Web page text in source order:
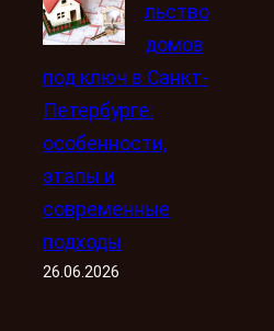
льство
домов
под ключ в Санкт-
Петербурге:
особенности,
этапы и
современные
подходы
26.06.2026